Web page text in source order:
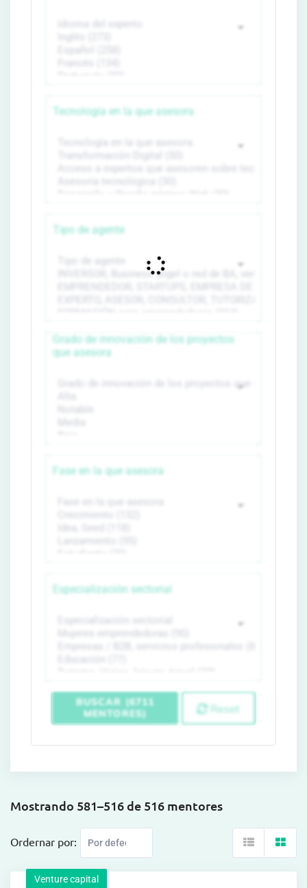
Tecnología en la que asesora
Tipo de agente
Grado de innovación de los proyectos
que asesora
Fase en la que asesora
Especialización sectorial
BUSCAR (6711
MENTORES)
Reset
Mostrando 581–516 de 516 mentores
Ordernar por:
Venture capital